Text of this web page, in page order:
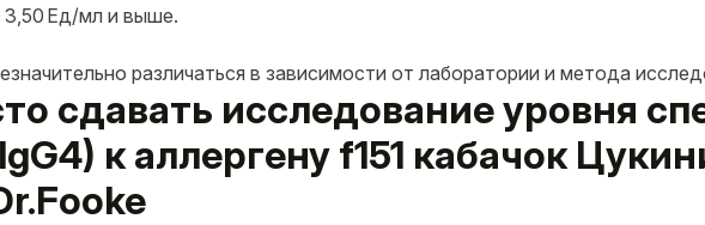
Ед/мл и выше.
различаться в зависимости от лаборатории и метода
сдавать исследование уровня
к аллергену f151 кабачок